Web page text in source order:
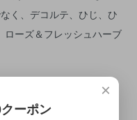
く、デコルテ、ひじ、ひ
ローズ＆フレッシュハーブ
×
ーポン